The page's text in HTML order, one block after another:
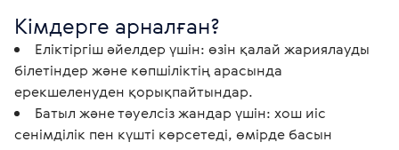
Кімдерге арналған?
Еліктіргіш әйелдер үшін: өзін қалай жариялауды
білетіндер және көпшіліктің арасында
ерекшеленуден қорықпайтындар.
Батыл және тәуелсіз жандар үшін: хош иіс
сенімділік пен күшті көрсетеді, өмірде басын